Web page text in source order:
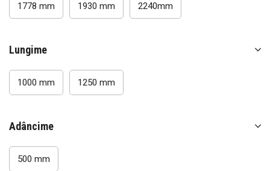
Rafturi Garaj
Rafturi depozitare paleți
Rafturi Mezzanine
Rafturi Cantilever
Rafturi mobile pentru arhivă
Accesorii rafturi metalice
1778 mm 1930 mm 2240mm
Lungime
1000 mm 1250 mm
Adâncime
500 mm